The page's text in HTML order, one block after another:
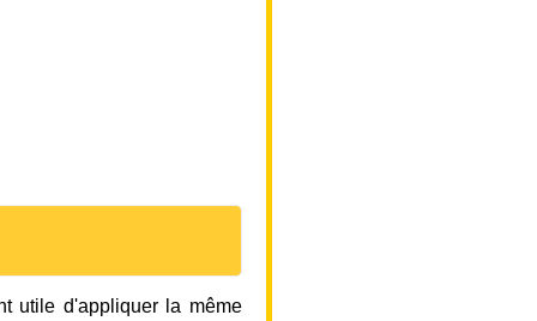
utile d'appliquer la même